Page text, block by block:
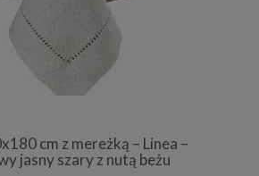
cm z mereżką – Linea –
jasny szary z nutą beżu